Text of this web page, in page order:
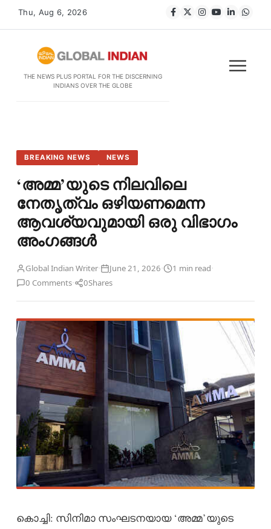
Thu, Aug 6, 2026
THE NEWS PLUS PORTAL FOR THE DISCERNING
INDIANS OVER THE GLOBE
BREAKING NEWS NEWS
‘അമ്മ’യുടെ നിലവിലെ
നേതൃത്വം ഒഴിയണമെന്ന
ആവശ്യവുമായി ഒരു വിഭാഗം
അംഗങ്ങൾ
Global Indian Writer· June 21, 2026· 1 min read·
0 Comments· 0Shares
കൊച്ചി: സിനിമാ സംഘടനയായ ‘അമ്മ’യുടെ